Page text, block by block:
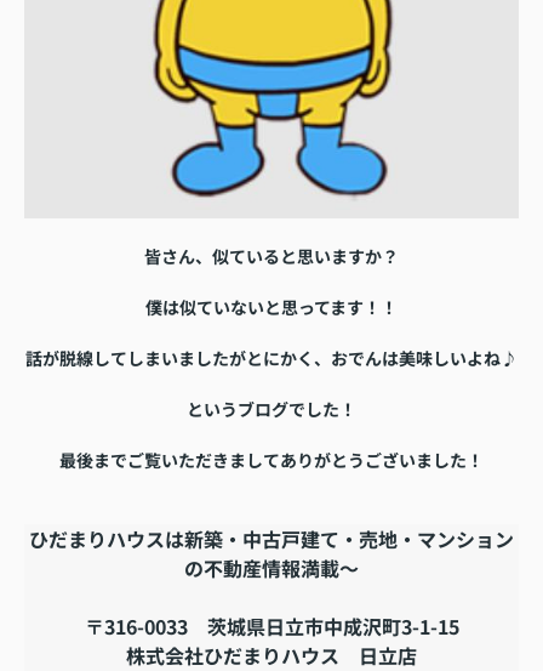
皆さん、似ていると思いますか？
僕は似ていないと思ってます！！
話が脱線してしまいましたがとにかく、おでんは美味しいよね♪
というブログでした！
最後までご覧いただきましてありがとうございました！
ひだまりハウスは新築・中古戸建て・売地・マンション
の不動産情報満載～
〒316-0033 茨城県日立市中成沢町3-1-15
株式会社ひだまりハウス 日立店